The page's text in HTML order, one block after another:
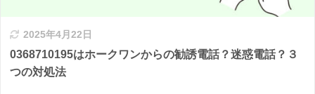
2025年4月22日
0368710195はホークワンからの勧誘電話？迷惑電話？３
つの対処法